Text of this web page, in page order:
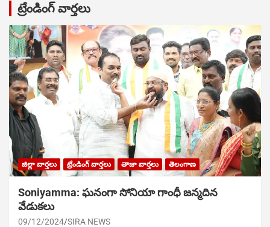
ట్రేండింగ్ వార్తలు
జిల్లా వార్తలు ట్రేండింగ్ వార్తలు తాజా వార్తలు తెలంగాణ
Soniyamma: ఘ‌నంగా సోనియా గాంధీ జ‌న్మ‌దిన
వేడుక‌లు
09/12/2024 SIRA NEWS